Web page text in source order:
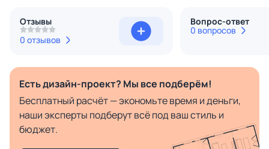
Отзывы
0 отзывов
Вопрос-ответ
0 вопросов
Есть дизайн-проект? Мы все подберём!
Бесплатный расчёт — экономьте время и деньги,
наши эксперты подберут всё под ваш стиль и
бюджет.